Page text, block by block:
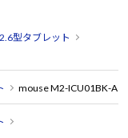
型タブレット
mouse M2-ICU01BK-A